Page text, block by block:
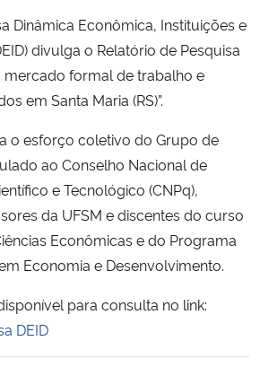
Regional
e dos Direitos Humanos
Dinâmica Econômica, Instituições e
divulga o Relatório de Pesquisa
mercado formal de trabalho e
em Santa Maria (RS)”.
o esforço coletivo do Grupo de
ao Conselho Nacional de
e Tecnológico (CNPq),
da UFSM e discentes do curso
Econômicas e do Programa
Economia e Desenvolvimento.
para consulta no link:
DEID